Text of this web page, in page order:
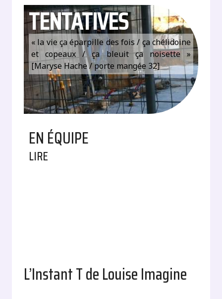
TENTATIVES
« la vie ça éparpille des fois / ça chélidoine
et copeaux / ça bleuit ça noisette »
[Maryse Hache / porte mangée 32]
EN ÉQUIPE
LIRE
L’Instant T de Louise Imagine